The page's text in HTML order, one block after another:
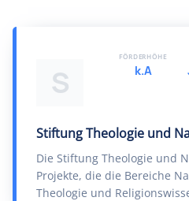
S
Stiftung Theologie und
Die Stiftung Theologie und
Projekte, die die Bereiche
Theologie und
FÖRDERHÖHE
k.A